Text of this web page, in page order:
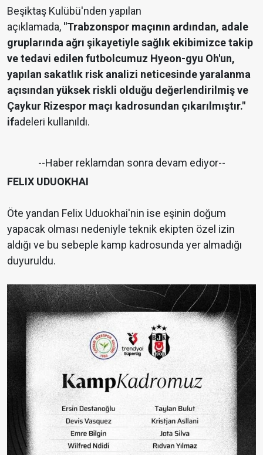
Beşiktaş Kulübü'nden yapılan
açıklamada, "Trabzonspor maçının ardından, adale
gruplarında ağrı şikayetiyle sağlık ekibimizce takip
ve tedavi edilen futbolcumuz Hyeon-gyu Oh'un,
yapılan sakatlık risk analizi neticesinde yaralanma
açısından yüksek riskli olduğu değerlendirilmiş ve
Çaykur Rizespor maçı kadrosundan çıkarılmıştır."
ifadeleri kullanıldı.
--Haber reklamdan sonra devam ediyor--
FELIX UDUOKHAI
Öte yandan Felix Uduokhai'nin ise eşinin doğum
yapacak olması nedeniyle teknik ekipten özel izin
aldığı ve bu sebeple kamp kadrosunda yer almadığı
duyuruldu.